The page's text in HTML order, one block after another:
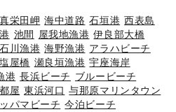
真栄田岬 海中道路 石垣港 西表島
池間 屋我地漁港 伊良部大橋
石川漁港 海野漁港 アラハビーチ
塩屋橋 瀬良垣漁港 宇座海岸
港 長浜ビーチ ブルービーチ
都屋 東浜河口 与那原マリンタウン
パマビーチ 今泊ビーチ